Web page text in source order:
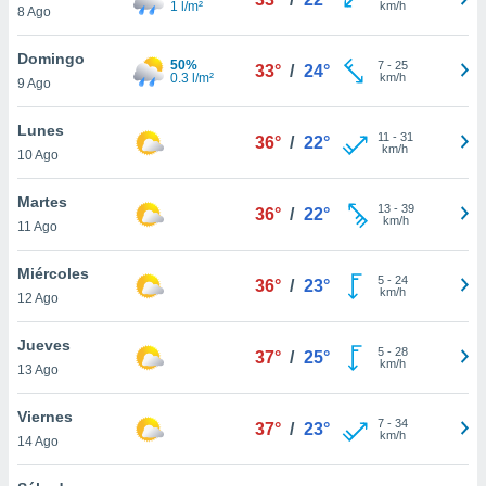
más
nuestra
y
disponible
cookies
aceptar
8 Ago
1 l/m²
km/h
Domingo
9 Ago
50%
0.3 l/m²
33° / 24° 7- 25
km/h
Lunes
10 Ago
36° / 22° 11 - 31
km/h
Martes
11 Ago
36° / 22° 13- 39
km/h
Miércoles
12 Ago
36° / 23° 5- 24
km/h
Jueves
13 Ago
37° / 25° 5- 28
km/h
Viernes
14 Ago
37° / 23° 7- 34
km/h